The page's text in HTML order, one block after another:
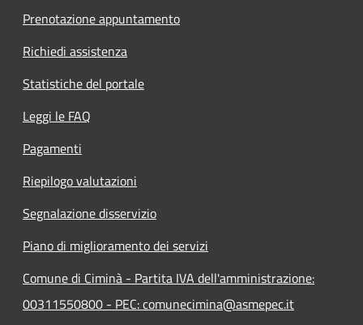
Prenotazione appuntamento
Richiedi assistenza
Statistiche del portale
Leggi le FAQ
Pagamenti
Riepilogo valutazioni
Segnalazione disservizio
Piano di miglioramento dei servizi
Comune di Ciminà - Partita IVA dell'amministrazione:
00311550800 - PEC: comunecimina@asmepec.it